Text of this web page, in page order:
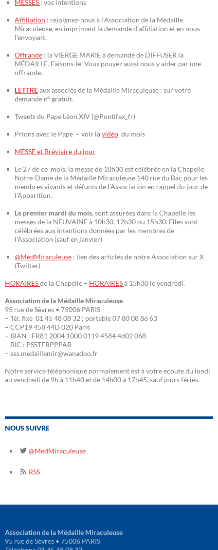
MESSES : vos intentions
Affiliation : rejoignez-nous à l’Association de la Médaille
Miraculeuse, en imprimant la demande d’affiliation et en nous
l’envoyant.
Offrande : la VIERGE MARIE a demandé de DIFFUSER la
MÉDAILLE. Faisons-le. Vous pouvez aussi nous y aider par une
offrande.
LETTREaux associés de la Médaille Miraculeuse : sur votre
demande n° gratuit.
Tweets du Pape Léon XIV (@Pontifex_fr)
Prions avec le Pape – voir lavidéo du mois
MESSE et Bréviaire du jour
Le 27 de ce mois, la messe de 10h30 est célébrée en la Chapelle
Notre-Dame de la Médaille Miraculeuse 140 rue du Bac pour les
membres vivants et défunts de l’Association en rappel du jour de
l’Apparition.
Le premier mardi du mois, sont assurées dans la Chapelle les
messes de la NEUVAINE à 10h30, 12h30 ou 15h30. Elles sont
célébrées aux intentions données par les membres de
l’Association (sauf en janvier)
@MedMiraculeuse : lien des articles de notre Association sur X
(Twitter)
HORAIRESde la Chapelle – HORAIRESà 15h30 le vendredi.
Association de la Médaille Miraculeuse
95 rue de Sèvres • 75006 PARIS
– Tél. fixe 01 45 48 08 32 ; portable 07 80 08 86 63
– CCP19 458 44D 020 Paris
– IBAN : FR81 2004 1000 0119 4584 4d02 068
– BIC : PSSTFRPPPAR
– ass.medaillemir@wanadoo.fr
Notre service téléphonique normalement est à votre écoute du lundi
au vendredi de 9h à 11h40 et de 14h00 à 17h45, sauf jours fériés.
NOUS SUIVRE
@MedMiraculeuse
RSS
Association de la Médaille Miraculeuse
95 rue de Sèvres • 75006 PARIS